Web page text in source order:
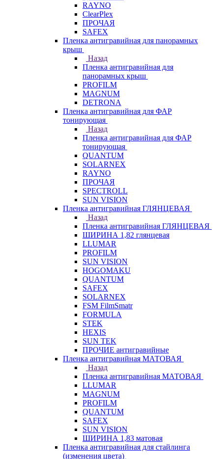
RAYNO
ClearPlex
ПРОЧАЯ
SAFEX
Пленка антигравийная для панорамных
крыш
Назад
Пленка антигравийная для
панорамных крыш
PROFILM
MAGNUM
DETRONA
Пленка антигравийная для ФАР
тонирующая
Назад
Пленка антигравийная для ФАР
тонирующая
QUANTUM
SOLARNEX
RAYNO
ПРОЧАЯ
SPECTROLL
SUN VISION
Пленка антигравийная ГЛЯНЦЕВАЯ
Назад
Пленка антигравийная ГЛЯНЦЕВАЯ
ШИРИНА 1,82 глянцевая
LLUMAR
PROFILM
SUN VISION
HOGOMAKU
QUANTUM
SAFEX
SOLARNEX
FSM FilmSmatr
FORMULA
STEK
HEXIS
SUN TEK
ПРОЧИЕ антигравийные
Пленка антигравийная МАТОВАЯ
Назад
Пленка антигравийная МАТОВАЯ
LLUMAR
MAGNUM
PROFILM
QUANTUM
SAFEX
SUN VISION
ШИРИНА 1,83 матовая
Пленка антигравийная для стайлинга
(изменения цвета)